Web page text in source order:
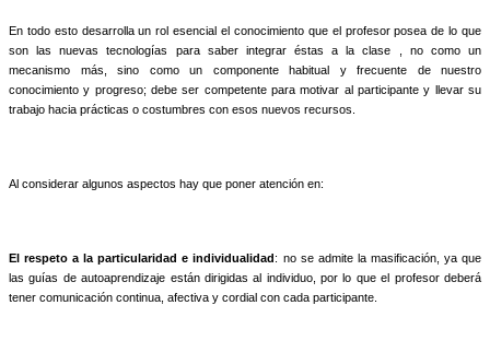
En todo esto desarrolla un rol esencial el conocimiento que el profesor posea de lo que
son las nuevas tecnologías para saber integrar éstas a la clase , no como un
mecanismo más, sino como un componente habitual y frecuente de nuestro
conocimiento y progreso; debe ser competente para motivar al participante y llevar su
trabajo hacia prácticas o costumbres con esos nuevos recursos.
Al considerar algunos aspectos hay que poner atención en:
El respeto a la particularidad e individualidad: no se admite la masificación, ya que
las guías de autoaprendizaje están dirigidas al individuo, por lo que el profesor deberá
tener comunicación continua, afectiva y cordial con cada participante.